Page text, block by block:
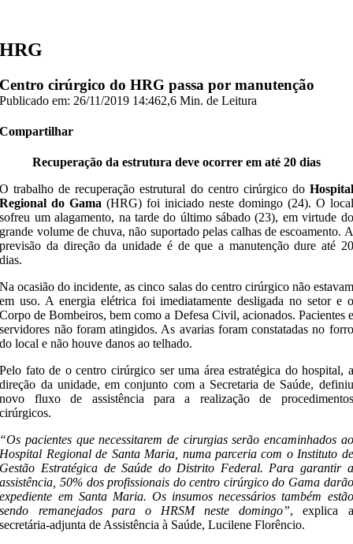
HRG
Centro cirúrgico do HRG passa por manutenção
Publicado em: 26/11/2019 14:462,6 Min. de Leitura
Compartilhar
Recuperação da estrutura deve ocorrer em até 20 dias
O trabalho de recuperação estrutural do centro cirúrgico do Hospital
Regional do Gama (HRG) foi iniciado neste domingo (24). O local
sofreu um alagamento, na tarde do último sábado (23), em virtude do
grande volume de chuva, não suportado pelas calhas de escoamento. A
previsão da direção da unidade é de que a manutenção dure até 20
dias.
Na ocasião do incidente, as cinco salas do centro cirúrgico não estavam
em uso. A energia elétrica foi imediatamente desligada no setor e o
Corpo de Bombeiros, bem como a Defesa Civil, acionados. Pacientes e
servidores não foram atingidos. As avarias foram constatadas no forro
do local e não houve danos ao telhado.
Pelo fato de o centro cirúrgico ser uma área estratégica do hospital, a
direção da unidade, em conjunto com a Secretaria de Saúde, definiu
novo fluxo de assistência para a realização de procedimentos
cirúrgicos.
“Os pacientes que necessitarem de cirurgias serão encaminhados ao
Hospital Regional de Santa Maria, numa parceria com o Instituto de
Gestão Estratégica de Saúde do Distrito Federal. Para garantir a
assistência, 50% dos profissionais do centro cirúrgico do Gama darão
expediente em Santa Maria. Os insumos necessários também estão
sendo remanejados para o HRSM neste domingo”, explica a
secretária-adjunta de Assistência à Saúde, Lucilene Florêncio.